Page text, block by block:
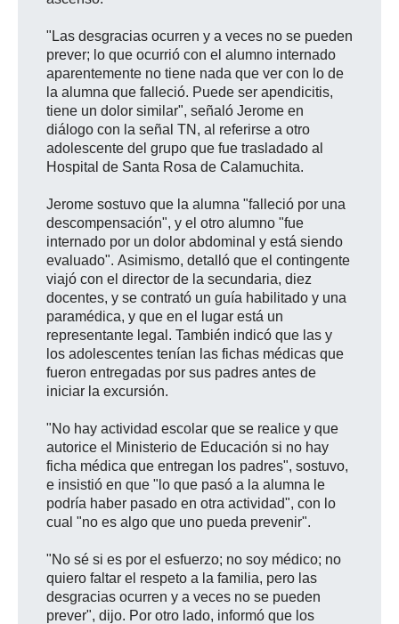
"Las desgracias ocurren y a veces no se pueden
prever; lo que ocurrió con el alumno internado
aparentemente no tiene nada que ver con lo de
la alumna que falleció. Puede ser apendicitis,
tiene un dolor similar", señaló Jerome en
diálogo con la señal TN, al referirse a otro
adolescente del grupo que fue trasladado al
Hospital de Santa Rosa de Calamuchita.
Jerome sostuvo que la alumna "falleció por una
descompensación", y el otro alumno "fue
internado por un dolor abdominal y está siendo
evaluado". Asimismo, detalló que el contingente
viajó con el director de la secundaria, diez
docentes, y se contrató un guía habilitado y una
paramédica, y que en el lugar está un
representante legal. También indicó que las y
los adolescentes tenían las fichas médicas que
fueron entregadas por sus padres antes de
iniciar la excursión.
"No hay actividad escolar que se realice y que
autorice el Ministerio de Educación si no hay
ficha médica que entregan los padres", sostuvo,
e insistió en que "lo que pasó a la alumna le
podría haber pasado en otra actividad", con lo
cual "no es algo que uno pueda prevenir".
"No sé si es por el esfuerzo; no soy médico; no
quiero faltar el respeto a la familia, pero las
desgracias ocurren y a veces no se pueden
prever", dijo. Por otro lado, informó que los